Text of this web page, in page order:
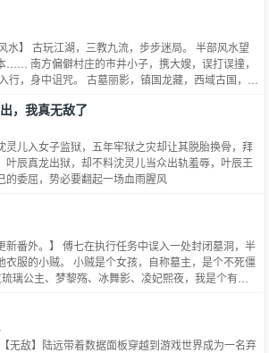
】 【红色情报：红砖厂北路37号，是特务集聚的据
秘密任务！】 【红
水】 古玩江湖，三教九流，步步迷局。 半部风水望
…… 南方偏僻村庄的市井小子，携大嫂，误打误撞，
行，身中诅咒。 古墓丽影，镇国龙藏，西域古国，是
离，惊奇迭起，故事很长，我慢慢讲，你慢慢听……
，我真无敌了
灵儿入女子监狱，五年牢狱之灾却让其脱胎换骨，拜
叶辰真龙出狱，却不料沈灵儿当众出轨羞辱，叶辰王
的委屈，势必要翻起一场血雨腥风
新番外。】 傅七在执行任务中误入一处封闭墓洞，半
衣服的小贼。 小贼是个女孩，自称墓主，是个不死僵
璃公主、梦黎殇、冰舞影、凌妃熙夜，我是个有故
个僵尸，独自在墓穴住了不知道多少年，被傅老七
很担心。 “你把僵尸带到
无敌】陆远带着数据面板穿越到游戏世界成为一名弃